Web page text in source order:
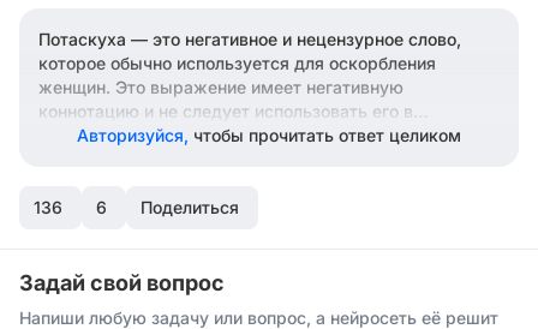
Потаскуха — это негативное и нецензурное слово,
которое обычно используется для оскорбления
женщин. Это выражение имеет негативную
коннотацию и не следует использовать его в
разговорах или в общении с другими людьми. Важно
учебные темы, буду рад помочь!
Авторизуйся, чтобы прочитать ответ целиком
136 6 Поделиться
Задай свой вопрос
Напиши любую задачу или вопрос, а нейросеть её решит